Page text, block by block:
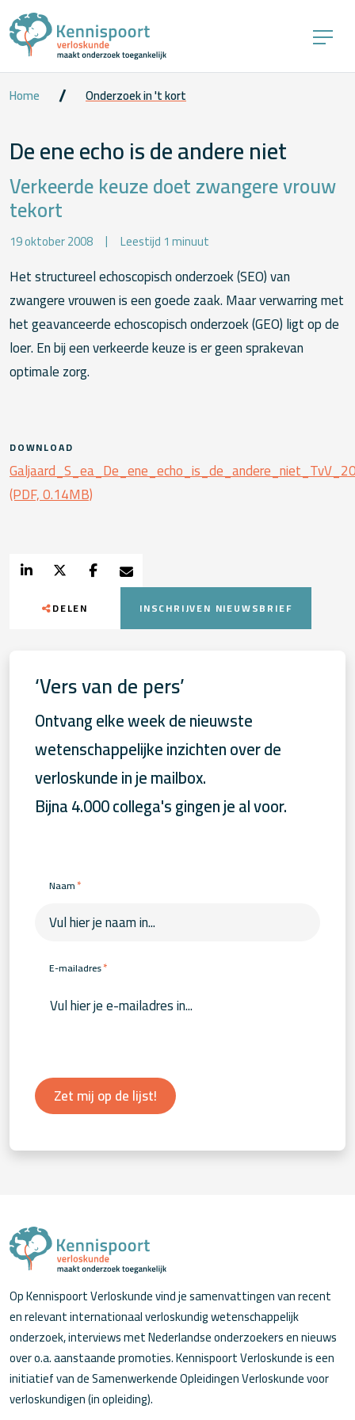
Home Onderzoek in 't kort
De ene echo is de andere niet
Verkeerde keuze doet zwangere vrouw
tekort
19 oktober 2008 Leestijd 1 minuut
Het structureel echoscopisch onderzoek (SEO) van
zwangere vrouwen is een goede zaak. Maar verwarring met
het geavanceerde echoscopisch onderzoek (GEO) ligt op de
loer. En bij een verkeerde keuze is er geen sprakevan
optimale zorg.
DOWNLOAD
(PDF, 0.14MB)
DELEN INSCHRIJVEN NIEUWSBRIEF
‘Vers van de pers’
Ontvang elke week de nieuwste
wetenschappelijke inzichten over de
verloskunde in je mailbox.
Bijna 4.000 collega's gingen je al voor.
Naam*
E-mailadres*
Zet mij op de lijst!
Op Kennispoort Verloskunde vind je samenvattingen van recent
en relevant internationaal verloskundig wetenschappelijk
onderzoek, interviews met Nederlandse onderzoekers en nieuws
over o.a. aanstaande promoties. Kennispoort Verloskunde is een
initiatief van de Samenwerkende Opleidingen Verloskunde voor
verloskundigen (in opleiding).